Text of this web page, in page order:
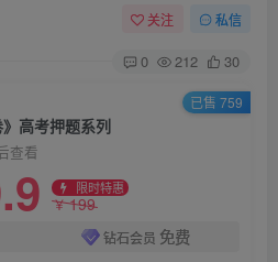
关注 私信
0 212 30
高考押题系列
查看
限时特惠
￥199
钻石会员 免费
已售 759